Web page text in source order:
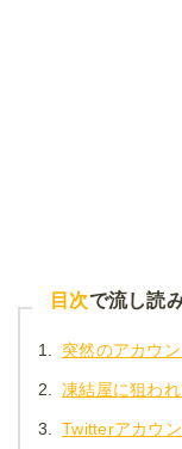
目次で流し読
1. 突然のアカウ
2. 凍結屋に狙わ
3. Twitterアカウ